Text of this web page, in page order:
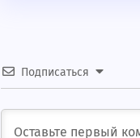
Подписаться